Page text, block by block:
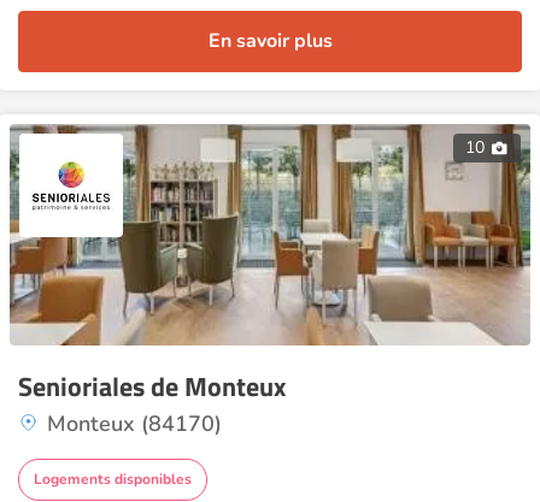
En savoir plus
10
Senioriales de Monteux
Monteux (84170)
Logements disponibles